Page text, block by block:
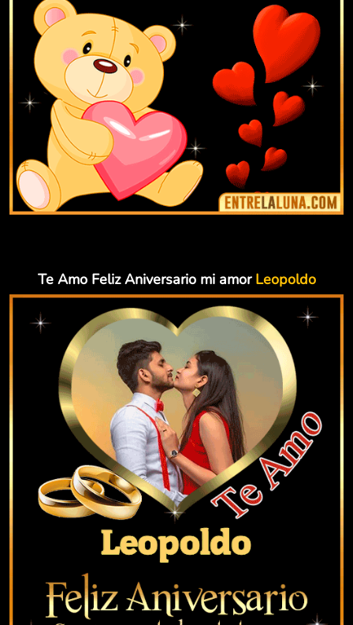
Te Amo Feliz Aniversario mi amor Leopoldo